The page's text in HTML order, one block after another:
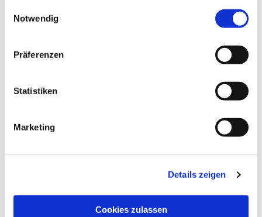
Notwendig
Präferenzen
Statistiken
Marketing
Details zeigen
Cookies zulassen
interessieren